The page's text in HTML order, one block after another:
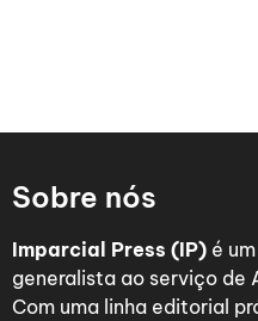
Sobre nós
Imparcial Press (IP) é
generalista ao serviço de
Com uma linha editorial